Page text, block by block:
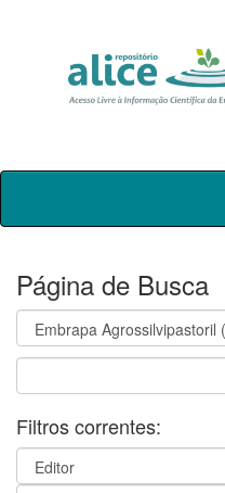
Skip
Página de Busca
Filtros correntes: